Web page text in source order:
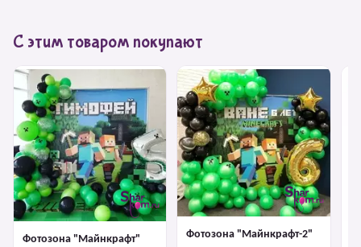
С этим товаром покупают
Фотозона "Майнкрафт" Фотозона "Майнкрафт-2"